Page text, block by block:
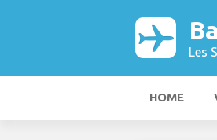
Les
HOME